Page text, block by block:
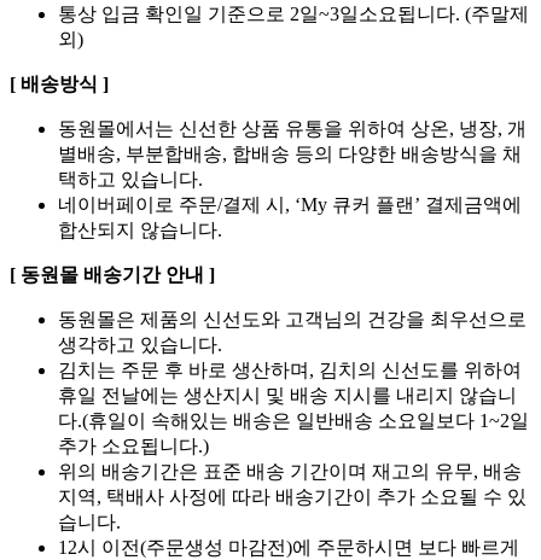
통상 입금 확인일 기준으로 2일~3일소요됩니다. (주말제
외)
[ 배송방식 ]
동원몰에서는 신선한 상품 유통을 위하여 상온, 냉장, 개
별배송, 부분합배송, 합배송 등의 다양한 배송방식을 채
택하고 있습니다.
네이버페이로 주문/결제 시, ‘My 큐커 플랜’ 결제금액에
합산되지 않습니다.
[ 동원몰 배송기간 안내 ]
동원몰은 제품의 신선도와 고객님의 건강을 최우선으로
생각하고 있습니다.
김치는 주문 후 바로 생산하며, 김치의 신선도를 위하여
휴일 전날에는 생산지시 및 배송 지시를 내리지 않습니
다.(휴일이 속해있는 배송은 일반배송 소요일보다 1~2일
추가 소요됩니다.)
위의 배송기간은 표준 배송 기간이며 재고의 유무, 배송
지역, 택배사 사정에 따라 배송기간이 추가 소요될 수 있
습니다.
12시 이전(주문생성 마감전)에 주문하시면 보다 빠르게